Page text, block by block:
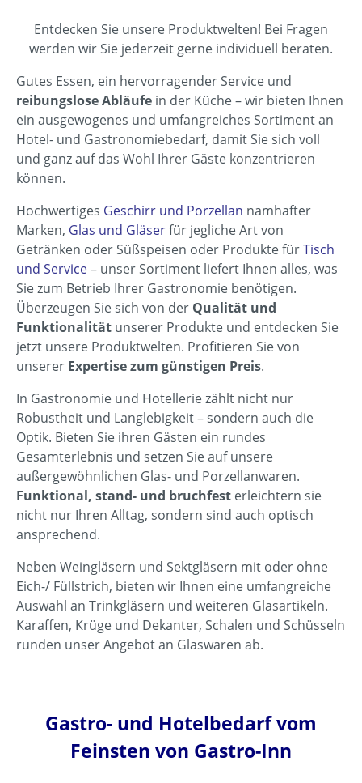
Entdecken Sie unsere Produktwelten! Bei Fragen
werden wir Sie jederzeit gerne individuell beraten.
Gutes Essen, ein hervorragender Service und
reibungslose Abläufe in der Küche – wir bieten Ihnen
ein ausgewogenes und umfangreiches Sortiment an
Hotel- und Gastronomiebedarf, damit Sie sich voll
und ganz auf das Wohl Ihrer Gäste konzentrieren
können.
Hochwertiges Geschirr und Porzellan namhafter
Marken, Glas und Gläserfür jegliche Art von
Getränken oder Süßspeisen oder Produkte fürTisch
und Service– unser Sortiment liefert Ihnen alles, was
Sie zum Betrieb Ihrer Gastronomie benötigen.
Überzeugen Sie sich von der Qualität und
Funktionalität unserer Produkte und entdecken Sie
jetzt unsere Produktwelten. Profitieren Sie von
unserer Expertise zum günstigen Preis.
In Gastronomie und Hotellerie zählt nicht nur
Robustheit und Langlebigkeit – sondern auch die
Optik. Bieten Sie ihren Gästen ein rundes
Gesamterlebnis und setzen Sie auf unsere
außergewöhnlichen Glas- und Porzellanwaren.
Funktional, stand- und bruchfest erleichtern sie
nicht nur Ihren Alltag, sondern sind auch optisch
ansprechend.
Neben Weingläsern und Sektgläsern mit oder ohne
Eich-/ Füllstrich, bieten wir Ihnen eine umfangreiche
Auswahl an Trinkgläsern und weiteren Glasartikeln.
Karaffen, Krüge und Dekanter, Schalen und Schüsseln
runden unser Angebot an Glaswaren ab.
Gastro- und Hotelbedarf vom
Feinsten von Gastro-Inn